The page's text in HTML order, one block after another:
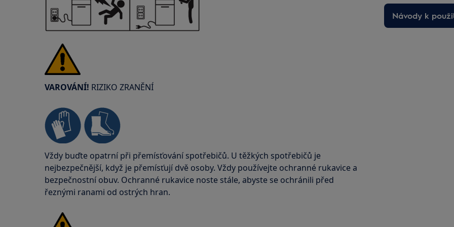
VAROVÁNÍ! RIZIKO ZRANĚNÍ
Vždy buďte opatrní při přemísťování spotřebičů. U těžkých spotřebičů je
nejbezpečnější, když je přemísťují dvě osoby. Vždy používejte ochranné rukavice a
bezpečnostní obuv. Ochranné rukavice noste stále, abyste se ochránili před
řeznými ranami od ostrých hran.
Návody k